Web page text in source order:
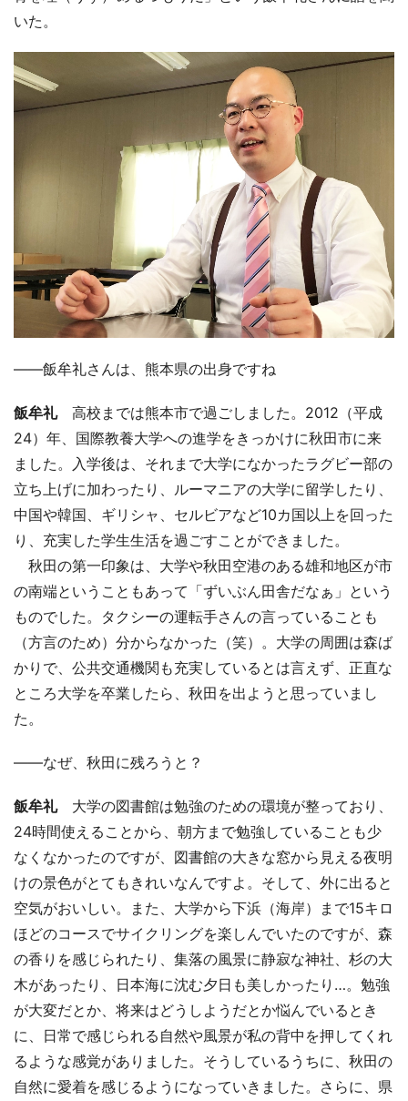
いた。
――飯牟礼さんは、熊本県の出身ですね
飯牟礼高校までは熊本市で過ごしました。2012（平成
24）年、国際教養大学への進学をきっかけに秋田市に来
ました。入学後は、それまで大学になかったラグビー部の
立ち上げに加わったり、ルーマニアの大学に留学したり、
中国や韓国、ギリシャ、セルビアなど10カ国以上を回った
り、充実した学生生活を過ごすことができました。
秋田の第一印象は、大学や秋田空港のある雄和地区が市
の南端ということもあって「ずいぶん田舎だなぁ」という
ものでした。タクシーの運転手さんの言っていることも
（方言のため）分からなかった（笑）。大学の周囲は森ば
かりで、公共交通機関も充実しているとは言えず、正直な
ところ大学を卒業したら、秋田を出ようと思っていまし
た。
――なぜ、秋田に残ろうと？
飯牟礼大学の図書館は勉強のための環境が整っており、
24時間使えることから、朝方まで勉強していることも少
なくなかったのですが、図書館の大きな窓から見える夜明
けの景色がとてもきれいなんですよ。そして、外に出ると
空気がおいしい。また、大学から下浜（海岸）まで15キロ
ほどのコースでサイクリングを楽しんでいたのですが、森
の香りを感じられたり、集落の風景に静寂な神社、杉の大
木があったり、日本海に沈む夕日も美しかったり…。勉強
が大変だとか、将来はどうしようだとか悩んでいるとき
に、日常で感じられる自然や風景が私の背中を押してくれ
るような感覚がありました。そうしているうちに、秋田の
自然に愛着を感じるようになっていきました。さらに、県